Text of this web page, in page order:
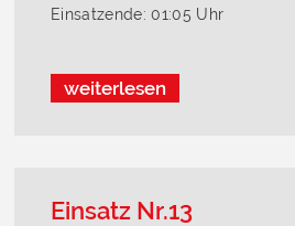
Einsatzende: 01:05 Uhr
weiterlesen
Einsatz Nr.13